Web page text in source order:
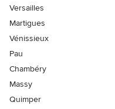
Versailles
Martigues
Vénissieux
Pau
Chambéry
Massy
Quimper